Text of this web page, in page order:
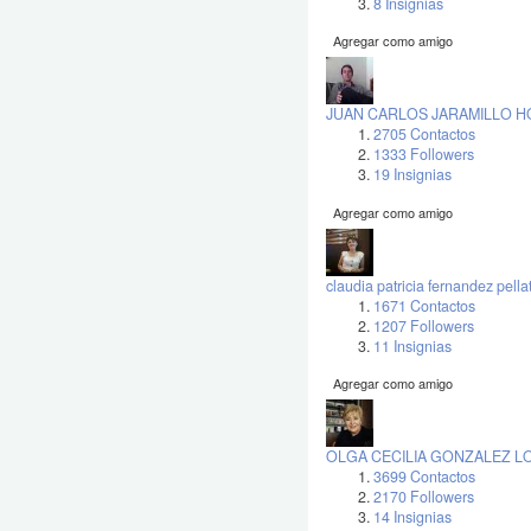
Agregar como amigo
JUAN CARLOS JARAMILLO
2705 Contactos
1333 Followers
19 Insignias
Agregar como amigo
claudia patricia fernandez
1671 Contactos
1207 Followers
11 Insignias
Agregar como amigo
OLGA CECILIA GONZALEZ
3699 Contactos
2170 Followers
14 Insignias